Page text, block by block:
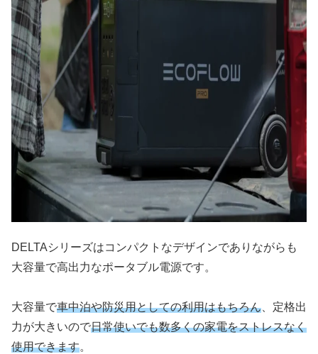
DELTAシリーズはコンパクトなデザインでありながらも
大容量で高出力なポータブル電源です。
大容量で車中泊や防災用としての利用はもちろん、定格出
力が大きいので日常使いでも数多くの家電をストレスなく
使用できます。